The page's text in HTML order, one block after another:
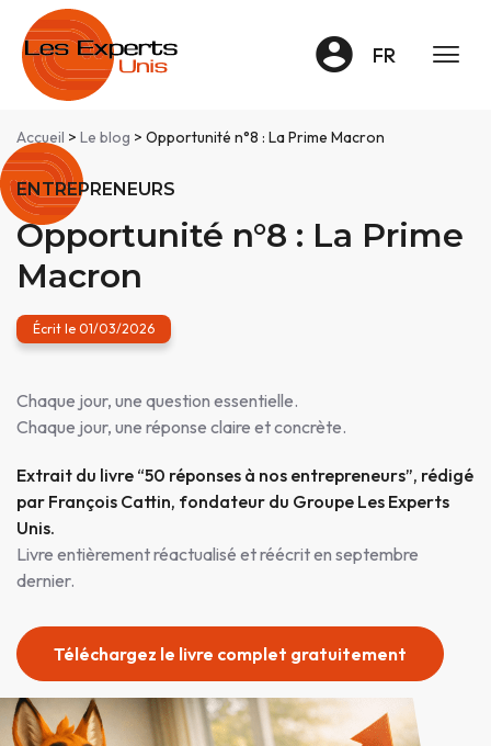
FR
Accueil > Le blog > Opportunité n°8 : La Prime Macron
ENTREPRENEURS
Opportunité n°8 : La Prime
Macron
Écrit le 01/03/2026
Chaque jour, une question essentielle.
Chaque jour, une réponse claire et concrète.
Extrait du livre “50 réponses à nos entrepreneurs”, rédigé
par François Cattin, fondateur du Groupe Les Experts
Unis.
Livre entièrement réactualisé et réécrit en septembre
dernier.
Téléchargez le livre complet gratuitement
Panneau de gestion des cookies